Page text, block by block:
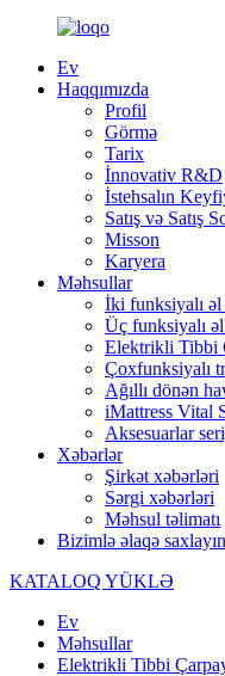
Ev
Haqqımızda
Profil
Görmə
Tarix
İnnovativ R&D
İstehsalın
Satış və Satış
Misson
Karyera
Məhsullar
İki funksiyalı əl
Üç funksiyalı əl
Elektrikli Tibbi
Çoxfunksiyalı
Ağıllı dönən
iMattress Vital
Aksesuarlar
Xəbərlər
Şirkət xəbərləri
Sərgi xəbərləri
Məhsul təlimatı
Bizimlə əlaqə saxlayın
KATALOQ YÜKLƏ
Ev
Məhsullar
Elektrikli Tibbi